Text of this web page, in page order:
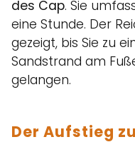
des Cap. Sie
eine Stunde. Der
gezeigt, bis Sie zu
Sandstrand am
gelangen.
Der Aufstieg